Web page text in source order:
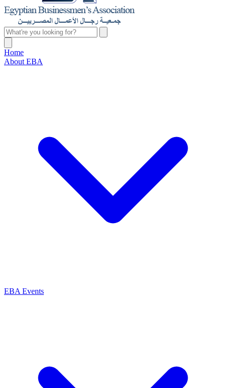
Home
About EBA
EBA Events